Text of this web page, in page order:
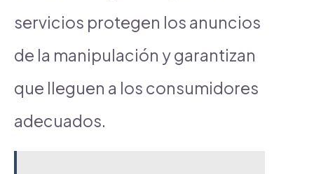
servicios protegen los anuncios
de la manipulación y garantizan
que lleguen a los consumidores
adecuados.